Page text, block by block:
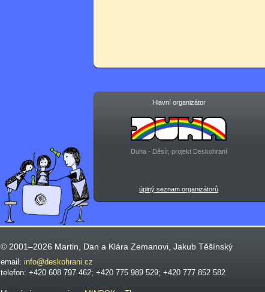
Hlavní organizátor
Duha - Děsír, projekt Deskohraní
úplný seznam organizátorů
© 2001–2026 Martin, Dan a Klára Zemanovi, Jakub Těšínský
email: info@deskohrani.cz
telefon: +420 608 797 462; +420 775 989 529; +420 777 852 582